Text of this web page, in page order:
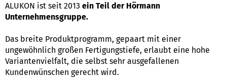
ALUKON ist seit 2013 ein Teil der Hörmann
Unternehmensgruppe.
Das breite Produktprogramm, gepaart mit einer
ungewöhnlich großen Fertigungstiefe, erlaubt eine hohe
Variantenvielfalt, die selbst sehr ausgefallenen
Kundenwünschen gerecht wird.